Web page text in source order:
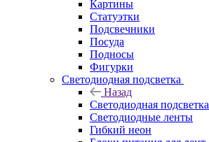
Картины
Статуэтки
Подсвечники
Посуда
Подносы
Фигурки
Светодиодная подсветка
Назад
Светодиодная подсветка
Светодиодные ленты
Гибкий неон